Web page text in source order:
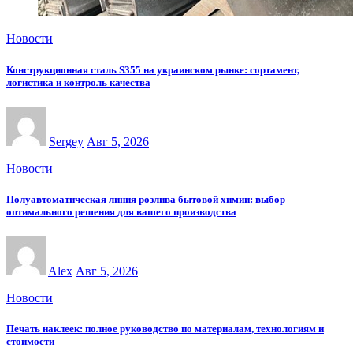
Новости
Конструкционная сталь S355 на украинском рынке: сортамент,
логистика и контроль качества
Sergey Авг 5, 2026
Новости
Полуавтоматическая линия розлива бытовой химии: выбор
оптимального решения для вашего производства
Alex Авг 5, 2026
Новости
Печать наклеек: полное руководство по материалам, технологиям и
стоимости